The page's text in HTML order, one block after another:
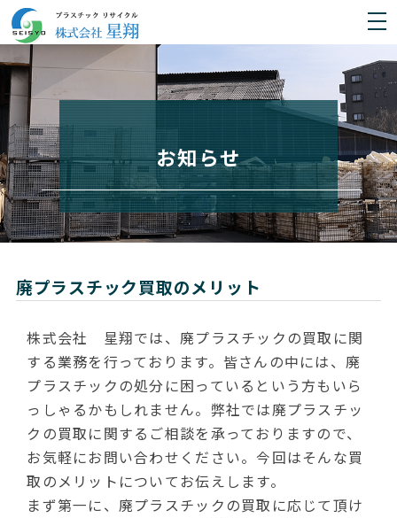
お知らせ
廃プラスチック買取のメリット
株式会社 星翔では、廃プラスチックの買取に関
する業務を行っております。皆さんの中には、廃
プラスチックの処分に困っているという方もいら
っしゃるかもしれません。弊社では廃プラスチッ
クの買取に関するご相談を承っておりますので、
お気軽にお問い合わせください。今回はそんな買
取のメリットについてお伝えします。
まず第一に、廃プラスチックの買取に応じて頂け